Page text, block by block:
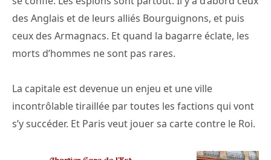
des Anglais et de leurs alliés Bourguignons, et puis
ceux des Armagnacs. Et quand la bagarre éclate, les
morts d’hommes ne sont pas rares.
La capitale est devenue un enjeu et une ville
incontrôlable tiraillée par toutes les factions qui vont
s’y succéder. Et Paris veut jouer sa carte contre le Roi.